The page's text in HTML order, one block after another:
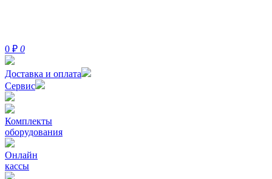
0 ₽ 0
Доставка и оплата
Сервис
Комплекты
оборудования
Онлайн
кассы